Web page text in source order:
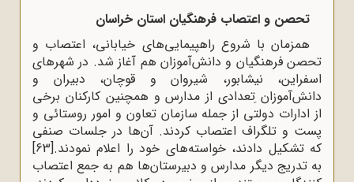
تحصن و اعتصاب فرهنگیان استان خراسان
همزمان با شروع راهپیمایی‌های خیابانی، اعتصاب و
تحصن فرهنگیان و دانش‌آموزان هم آغاز شد. در شهرهای
اسفراین، نیشابور، شیروان و قوچان، دبیران و
دانش‌آموزان ِتعدادی از مدارس و همچنین کارکنان برخی
از ادارات دولتی از جمله سازمان تعاون و امور روستائی و
پست و تلگراف اعتصاب کردند. آن‌ها در جلسات صنفی
که تشکیل دادند، خواسته‌های خود را اعلام نمودند.[63]
به تدریج دیگر مدارس و دبیرستان‌ها هم به جمع اعتصاب